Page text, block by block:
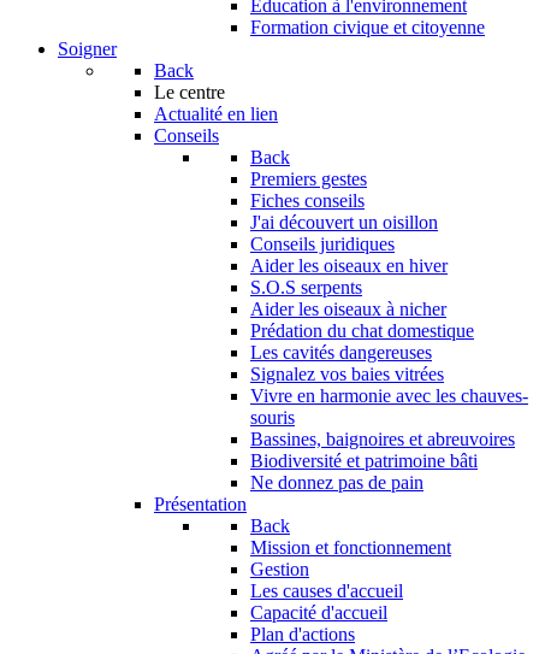
Éducation à l'environnement
Formation civique et citoyenne
Soigner
Back
Le centre
Actualité en lien
Conseils
Back
Premiers gestes
Fiches conseils
J'ai découvert un oisillon
Conseils juridiques
Aider les oiseaux en hiver
S.O.S serpents
Aider les oiseaux à nicher
Prédation du chat domestique
Les cavités dangereuses
Signalez vos baies vitrées
Vivre en harmonie avec les chauves-
souris
Bassines, baignoires et abreuvoires
Biodiversité et patrimoine bâti
Ne donnez pas de pain
Présentation
Back
Mission et fonctionnement
Gestion
Les causes d'accueil
Capacité d'accueil
Plan d'actions